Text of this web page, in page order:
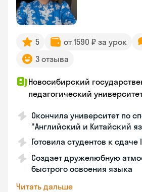
5 от 1590 ₽ за урок
3 отзыва
Новосибирский
педагогический
Окончила университет по
"Английский и Китайский
Готовила студентов к сдаче
Создает дружелюбную
быстрого освоения языка
Читать дальше